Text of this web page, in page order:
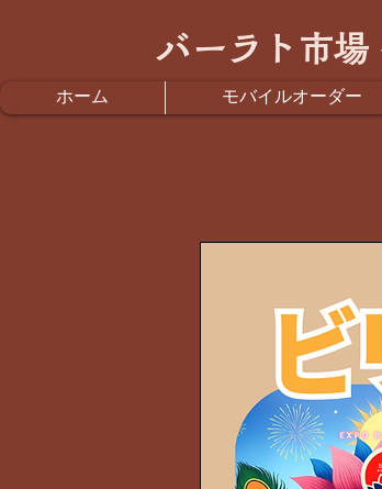
バーラト市場
ホーム モバイルオーダー